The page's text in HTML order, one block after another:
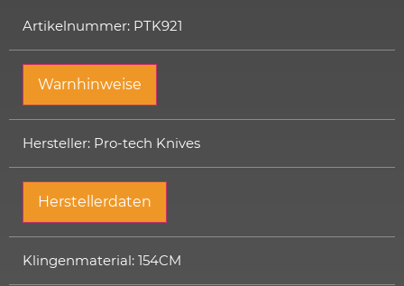
Artikelnummer: PTK921
Warnhinweise
Hersteller: Pro-tech Knives
Herstellerdaten
Klingenmaterial: 154CM